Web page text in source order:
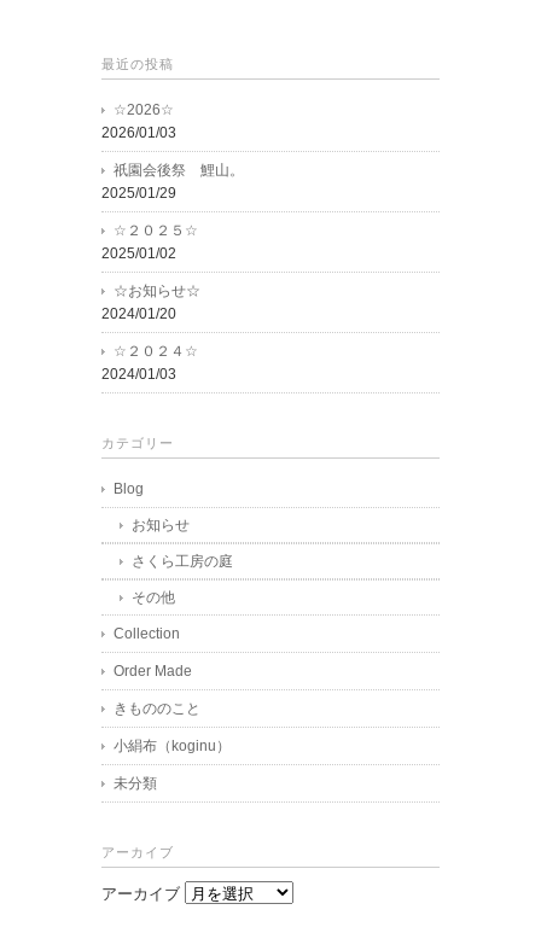
最近の投稿
☆2026☆
2026/01/03
祇園会後祭 鯉山。
2025/01/29
☆２０２５☆
2025/01/02
☆お知らせ☆
2024/01/20
☆２０２４☆
2024/01/03
カテゴリー
Blog
お知らせ
さくら工房の庭
その他
Collection
Order Made
きもののこと
小絹布（koginu）
未分類
アーカイブ
アーカイブ